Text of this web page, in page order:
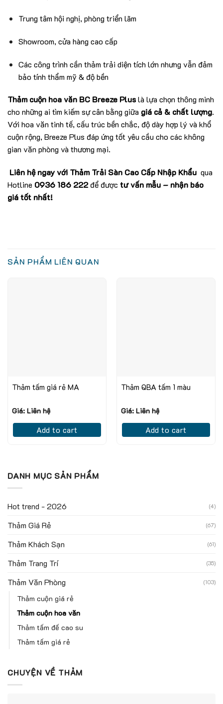
Trung tâm hội nghị, phòng triển lãm
Showroom, cửa hàng cao cấp
Các công trình cần thảm trải diện tích lớn nhưng vẫn đảm
bảo tính thẩm mỹ & độ bền
Thảm cuộn hoa văn BC Breeze Pluslà lựa chọn thông minh
cho những ai tìm kiếm sự cân bằng giữa giá cả & chất lượng.
Với hoa văn tinh tế, cấu trúc bền chắc, độ dày hợp lý và khổ
cuộn rộng, Breeze Plus đáp ứng tốt yêu cầu cho các không
gian văn phòng và thương mại.
Liên hệ ngay với Thảm Trải Sàn Cao Cấp Nhập Khẩu qua
Hotline 0936 186 222để được tư vấn mẫu – nhận báo
giá tốt nhất!
SẢN PHẨM LIÊN QUAN
Thảm tấm giá rẻ MA
Giá: Liên hệ
Add to cart
Thảm QBA tấm 1 màu
Giá: Liên hệ
Add to cart
DANH MỤC SẢN PHẨM
Hot trend - 2026 (4)
Thảm Giá Rẻ (67)
Thảm Khách Sạn (61)
Thảm Trang Trí (35)
Thảm Văn Phòng (103)
Thảm cuộn giá rẻ
Thảm cuộn hoa văn
Thảm tấm đế cao su
Thảm tấm giá rẻ
CHUYỆN VỀ THẢM